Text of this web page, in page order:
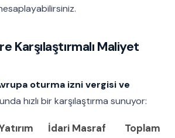
Karşılaştırmalı Maliyet
oturma izni vergisi ve
hızlı bir karşılaştırma sunuyor:
İdari Masraf
Toplam